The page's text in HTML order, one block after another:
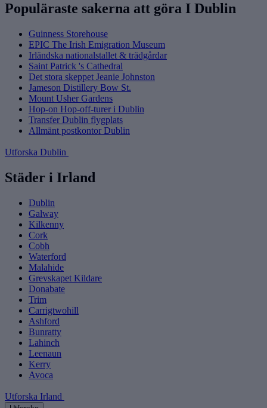
Populäraste sakerna att göra I Dublin
Guinness Storehouse
EPIC The Irish Emigration Museum
Irländska nationalstallet & trädgårdar
Saint Patrick 's Cathedral
Det stora skeppet Jeanie Johnston
Jameson Distillery Bow St.
Mount Usher Gardens
Hop-on Hop-off-turer i Dublin
Transfer Dublin flygplats
Allmänt postkontor Dublin
Utforska Dublin
Städer i Irland
Dublin
Galway
Kilkenny
Cork
Cobh
Waterford
Malahide
Grevskapet Kildare
Donabate
Trim
Carrigtwohill
Ashford
Bunratty
Lahinch
Leenaun
Kerry
Avoca
Utforska Irland